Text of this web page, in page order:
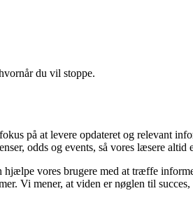
du vil stoppe.
på at levere opdateret og relevant
odds og events, så vores læsere altid
vores brugere med at træffe
Vi mener, at viden er nøglen til